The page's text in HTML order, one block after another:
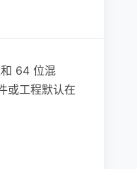
64 位混
或工程默认在